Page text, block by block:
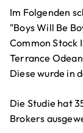
Im Folgenden
"Boys Will Be
Common Stock
Terrance
Diese wurde in
Die Studie hat
Brokers